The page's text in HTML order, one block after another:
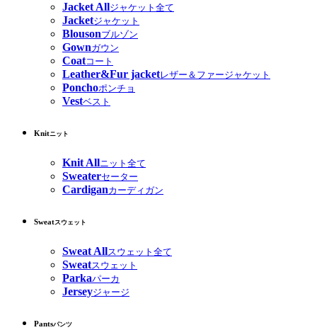
Jacket Allジャケット全て
Jacketジャケット
Blousonブルゾン
Gownガウン
Coatコート
Leather&Fur jacketレザー＆ファージャケット
Ponchoポンチョ
Vestベスト
Knitニット
Knit Allニット全て
Sweaterセーター
Cardiganカーディガン
Sweatスウェット
Sweat Allスウェット全て
Sweatスウェット
Parkaパーカ
Jerseyジャージ
Pantsパンツ